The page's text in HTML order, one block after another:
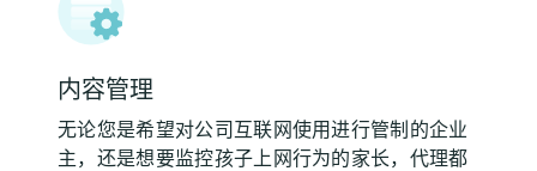
内容管理
无论您是希望对公司互联网使用进行管制的企业
主，还是想要监控孩子上网行为的家长，代理都